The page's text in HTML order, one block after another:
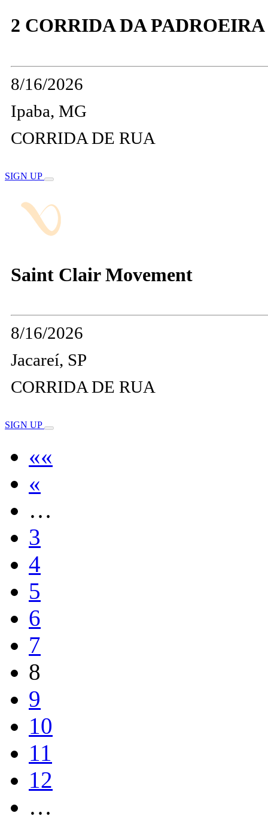
2 CORRIDA DA
8/16/2026
Ipaba, MG
CORRIDA DE RUA
SIGN UP
Saint Clair Movement
8/16/2026
Jacareí, SP
CORRIDA DE RUA
SIGN UP
««
«
…
3
4
5
6
7
8
9
10
11
12
…